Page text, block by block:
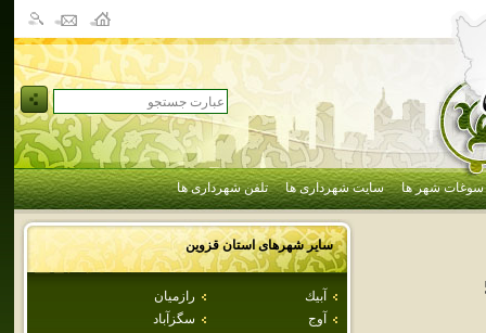
سوغات شهر ها سایت شهرداری ها تلفن شهرداری ها
سایر شهرهای استانقزوين
آبيك
رازميان
آوج
سگزآباد